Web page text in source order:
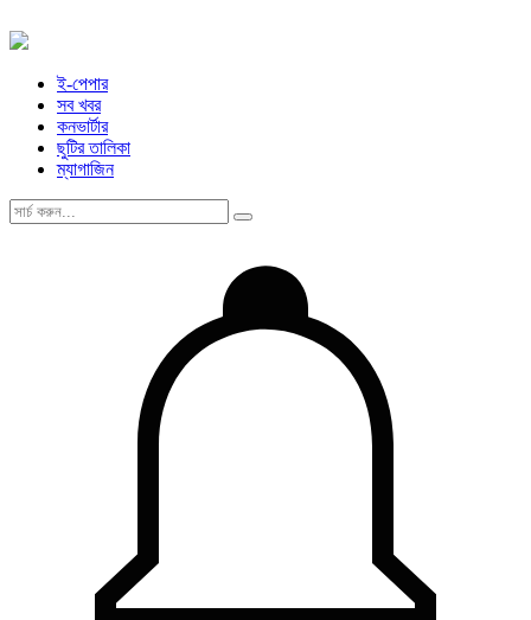
ই-পেপার
সব খবর
কনভার্টার
ছুটির তালিকা
ম্যাগাজিন